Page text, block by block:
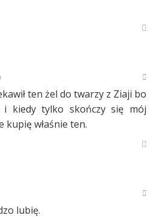
ten żel do twarzy z Ziaji bo
i kiedy tylko skończy się mój
właśnie ten.
lubię.